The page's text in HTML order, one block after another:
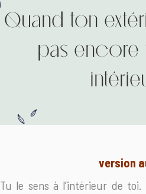
Quand ton
pas encore
version
Tu le sens à l’intérieur de toi.